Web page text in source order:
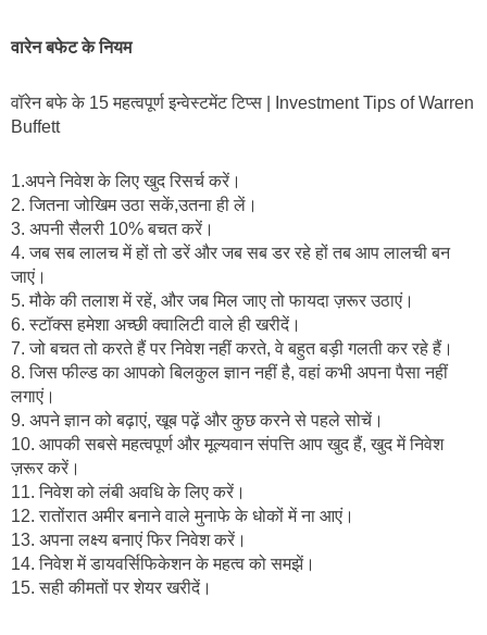
वारेन बफेट के नियम
वॉरेन बफे के 15 महत्वपूर्ण इन्वेस्टमेंट टिप्स | Investment Tips of Warren
Buffett
1.अपने निवेश के लिए खुद रिसर्च करें।
2. जितना जोखिम उठा सकें,उतना ही लें।
3. अपनी सैलरी 10% बचत करें।
4. जब सब लालच में हों तो डरें और जब सब डर रहे हों तब आप लालची बन
जाएं।
5. मौके की तलाश में रहें, और जब मिल जाए तो फायदा ज़रूर उठाएं।
6. स्टॉक्स हमेशा अच्छी क्वालिटी वाले ही खरीदें।
7. जो बचत तो करते हैं पर निवेश नहीं करते, वे बहुत बड़ी गलती कर रहे हैं।
8. जिस फील्ड का आपको बिलकुल ज्ञान नहीं है, वहां कभी अपना पैसा नहीं
लगाएं।
9. अपने ज्ञान को बढ़ाएं, खूब पढ़ें और कुछ करने से पहले सोचें।
10. आपकी सबसे महत्वपूर्ण और मूल्यवान संपत्ति आप खुद हैं, खुद में निवेश
ज़रूर करें।
11. निवेश को लंबी अवधि के लिए करें।
12. रातोंरात अमीर बनाने वाले मुनाफे के धोकों में ना आएं।
13. अपना लक्ष्‍य बनाएं फिर निवेश करें।
14. निवेश में डायवर्सिफिकेशन के महत्व को समझें।
15. सही कीमतों पर शेयर खरीदें।